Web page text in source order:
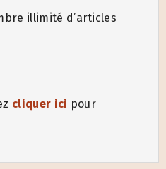
illimité d’articles
cliquer ici pour